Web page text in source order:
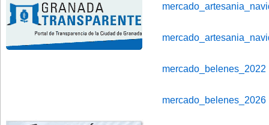
mercado_belenes_2022
mercado_belenes_2026